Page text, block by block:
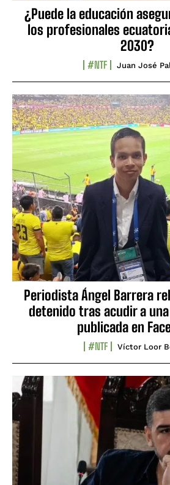
¿Puede la educación
los profesionales
2030?
#NTF Juan José
Periodista Ángel Barrera
detenido tras acudir a
publicada en
#NTF Víctor Loor